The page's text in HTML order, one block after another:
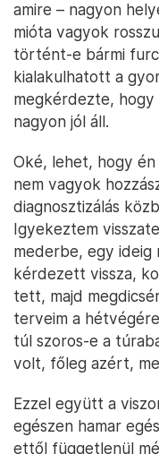
amire – nagyon
mióta vagyok
történt-e bármi
kialakulhatott a
megkérdezte,
nagyon jól áll.
Oké, lehet, hogy
nem vagyok
diagnosztizálás
Igyekeztem
mederbe, egy
kérdezett vissza,
tett, majd
terveim a
túl szoros-e a
volt, főleg azért,
Ezzel együtt a
egészen hamar
ettől függetlenül